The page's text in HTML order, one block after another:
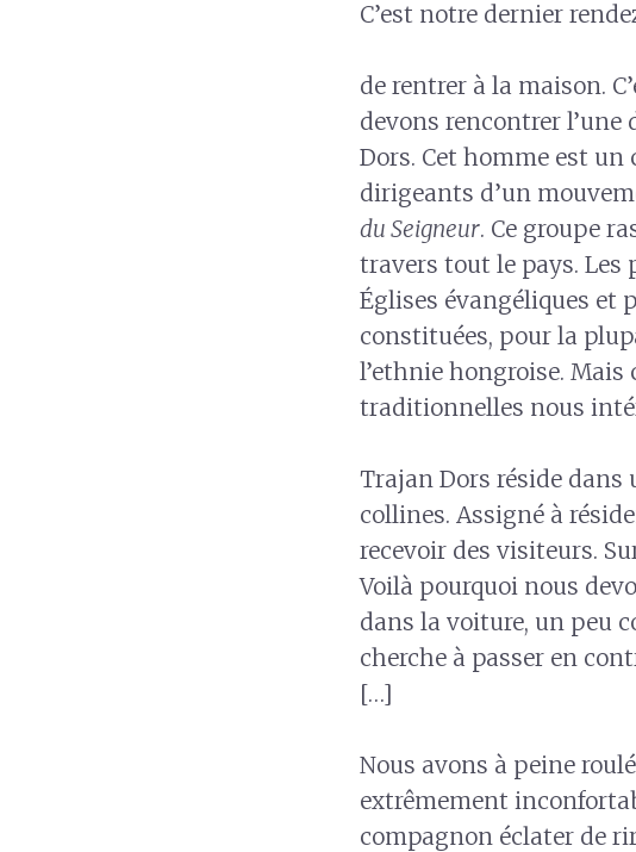
C’est notre dernier
de rentrer à la maison.
devons rencontrer
Dors. Cet homme est
dirigeants d’un
du Seigneur. Ce groupe
travers tout le pays. Les
Églises évangéliques et
constituées, pour la
l’ethnie hongroise. Mais
traditionnelles nous
Trajan Dors réside
collines. Assigné à
recevoir des visiteurs.
Voilà pourquoi nous
dans la voiture, un peu
cherche à passer en
[…]
Nous avons à peine
extrêmement
compagnon éclater de